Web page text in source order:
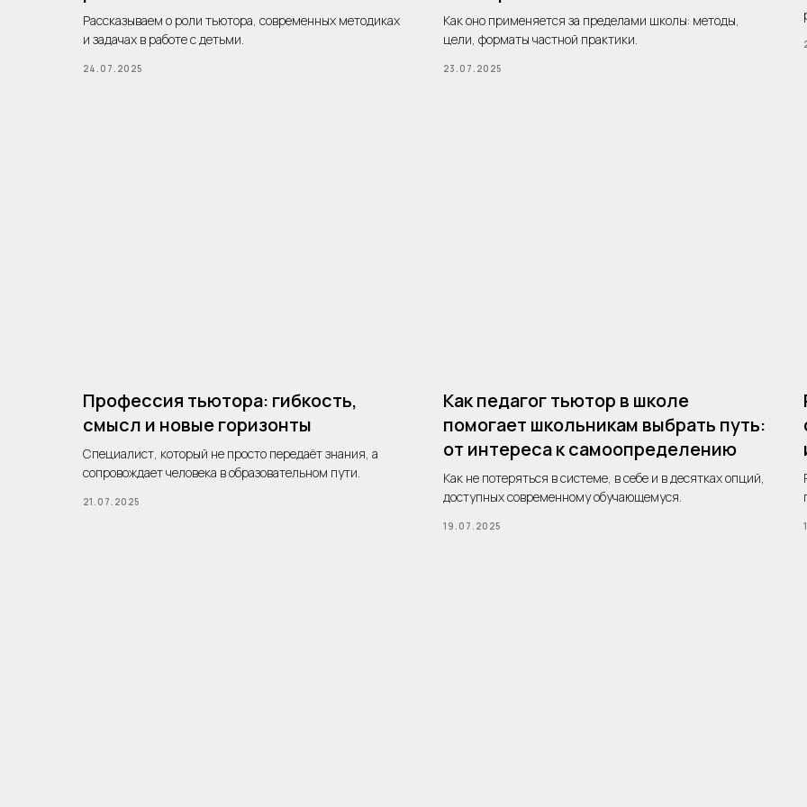
Рассказываем о роли тьютора, современных методиках
и задачах в работе с детьми.
24.07.2025
Как оно применяется за пределами школы: методы,
цели, форматы частной практики.
23.07.2025
Профессия тьютора: гибкость,
смысл и новые горизонты
Cпециалист, который не просто передаёт знания, а
сопровождает человека в образовательном пути.
21.07.2025
Как педагог тьютор в школе
помогает школьникам выбрать путь:
от интереса к самоопределению
Как не потеряться в системе, в себе и в десятках опций,
доступных современному обучающемуся.
19.07.2025